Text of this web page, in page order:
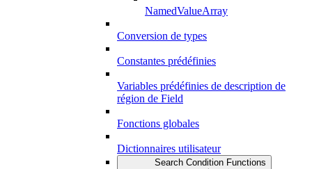
NamedValueArray
Conversion de types
Constantes prédéfinies
Variables prédéfinies de description de
région de Field
Fonctions globales
Dictionnaires utilisateur
Search Condition Functions